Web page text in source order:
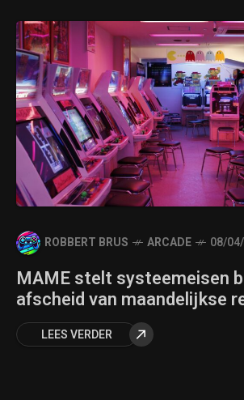
ROBBERT BRUS ARCADE 08/
MAME stelt systeemeisen
afscheid van maandelijkse
LEES VERDER